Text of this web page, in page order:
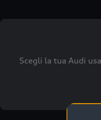
Scegli la tua Audi